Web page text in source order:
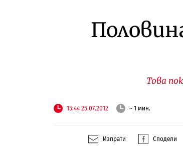
Това
15:44 25.07.2012 ~ 1 мин.
Изпрати Сподели